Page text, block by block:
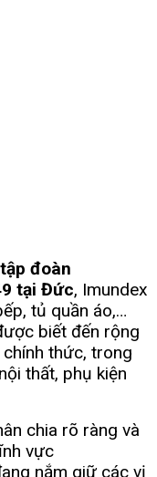
đoàn
tại Đức, Imundex
tủ quần áo,…
biết đến rộng
thức, trong
thất, phụ kiện
chia rõ ràng và
vực
nắm giữ các vị